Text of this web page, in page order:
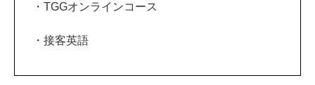
・TGGオンラインコース
・接客英語